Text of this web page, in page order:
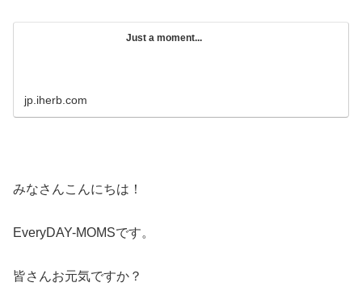
Just a moment...
jp.iherb.com
みなさんこんにちは！
EveryDAY-MOMSです。
皆さんお元気ですか？